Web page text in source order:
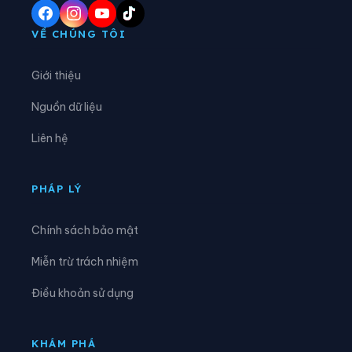
Xã Ba Chẽ
Xã Hoành Mô
Xã Vĩnh Thực
VỀ CHÚNG TÔI
Giới thiệu
Nguồn dữ liệu
Liên hệ
PHÁP LÝ
Chính sách bảo mật
Miễn trừ trách nhiệm
Điều khoản sử dụng
KHÁM PHÁ